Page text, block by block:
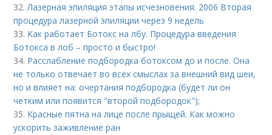
32.Лазерная эпиляция этапы исчезновения. 2006 Вторая
процедура лазерной эпиляции через 9 недель
33. Как работает Ботокс на лбу. Процедура введения
Ботокса в лоб – просто и быстро!
34. Расслабление подбородка ботоксом до и после. Она
не только отвечает во всех смыслах за внешний вид шеи,
но и влияет на: очертания подбородка (будет ли он
четким или появится "второй подбородок");
35. Красные пятна на лице после прыщей. Как можно
ускорить заживление ран